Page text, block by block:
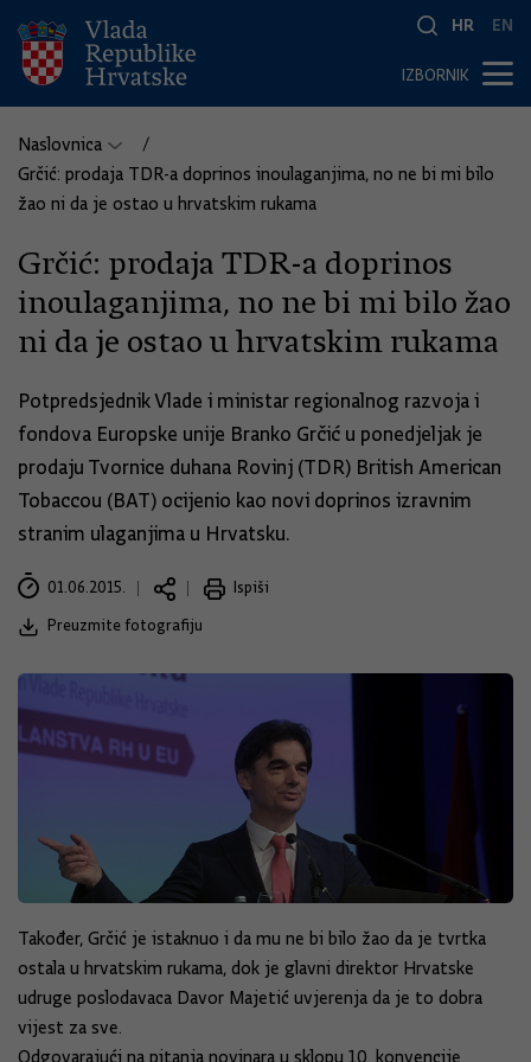
HR EN
IZBORNIK
Naslovnica
Grčić: prodaja TDR-a doprinos inoulaganjima, no ne bi mi bilo
žao ni da je ostao u hrvatskim rukama
Grčić: prodaja TDR-a doprinos
inoulaganjima, no ne bi mi bilo žao
ni da je ostao u hrvatskim rukama
Potpredsjednik Vlade i ministar regionalnog razvoja i
fondova Europske unije Branko Grčić u ponedjeljak je
prodaju Tvornice duhana Rovinj (TDR) British American
Tobaccou (BAT) ocijenio kao novi doprinos izravnim
stranim ulaganjima u Hrvatsku.
01.06.2015.
Ispiši
Preuzmite fotografiju
Također, Grčić je istaknuo i da mu ne bi bilo žao da je tvrtka
ostala u hrvatskim rukama, dok je glavni direktor Hrvatske
udruge poslodavaca Davor Majetić uvjerenja da je to dobra
vijest za sve.
Odgovarajući na pitanja novinara u sklopu 10. konvencije